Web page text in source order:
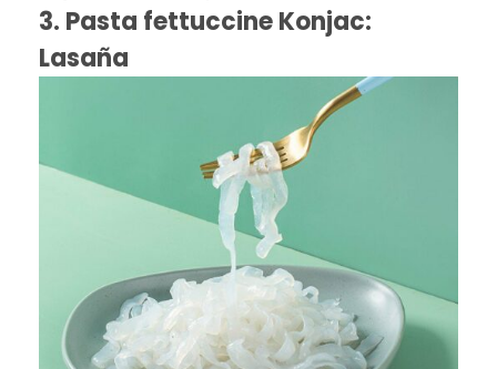
3. Pasta fettuccine Konjac:
Lasaña